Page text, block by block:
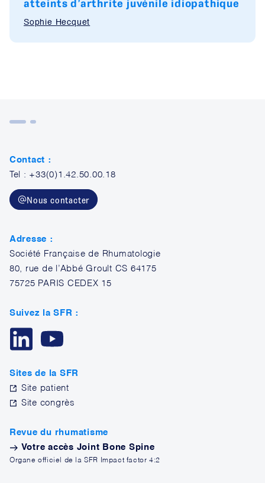
Sophie Hecquet
Contact :
Tel : +33(0)1.42.50.00.18
Nous contacter
Adresse :
Société Française de Rhumatologie
80, rue de l’Abbé Groult CS 64175
75725 PARIS CEDEX 15
Suivez la SFR :
Sites de la SFR
Site patient
Site congrès
Revue du rhumatisme
Votre accès Joint Bone Spine
Organe officiel de la SFR Impact factor 4:2